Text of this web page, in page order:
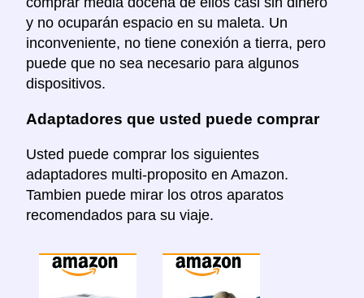
y no ocuparán espacio en su maleta. Un
inconveniente, no tiene conexión a tierra, pero
puede que no sea necesario para algunos
dispositivos.
Adaptadores que usted puede comprar
Usted puede comprar los siguientes
adaptadores multi-proposito en Amazon.
Tambien puede mirar los otros aparatos
recomendados para su viaje.